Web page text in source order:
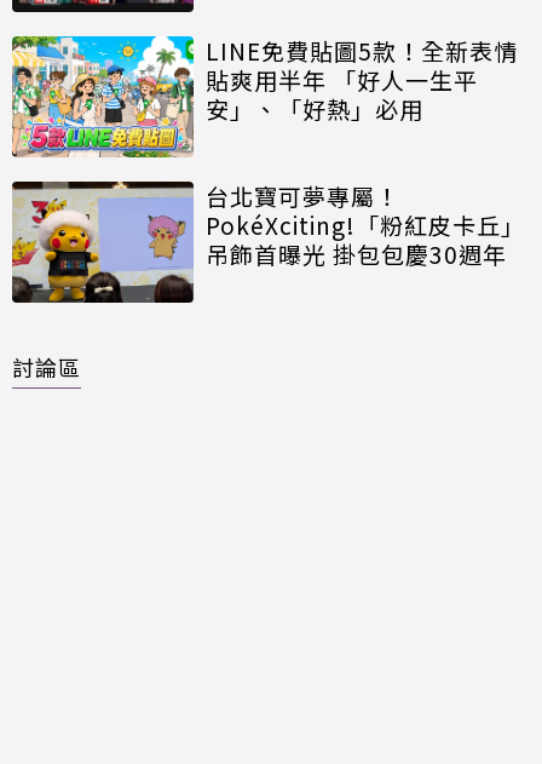
LINE免費貼圖5款！全新表情
貼爽用半年 「好人一生平
安」、「好熱」必用
台北寶可夢專屬！
PokéXciting!「粉紅皮卡丘」
吊飾首曝光 掛包包慶30週年
討論區